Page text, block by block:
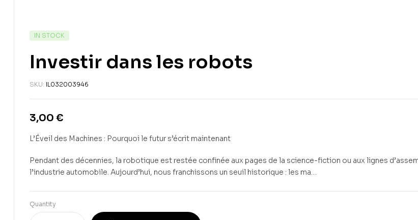
IN STOCK
Investir dans les robots
SKU: IL032003946
3,00 €
L’Éveil des Machines : Pourquoi le futur s’écrit maintenant
Pendant des décennies, la robotique est restée confinée aux pages de la science-fiction ou aux lignes
l’industrie automobile. Aujourd’hui, nous franchissons un seuil historique : les ma…
Quantity